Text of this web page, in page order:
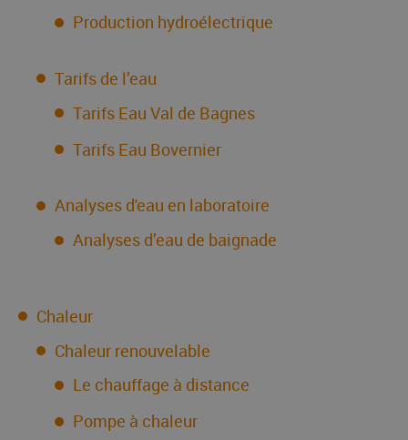
Production hydroélectrique
Tarifs de l’eau
Tarifs Eau Val de Bagnes
Tarifs Eau Bovernier
Analyses d'eau en laboratoire
Analyses d’eau de baignade
Chaleur
Chaleur renouvelable
Le chauffage à distance
Pompe à chaleur